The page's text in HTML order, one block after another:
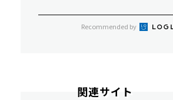
Recommended by
関連サイト